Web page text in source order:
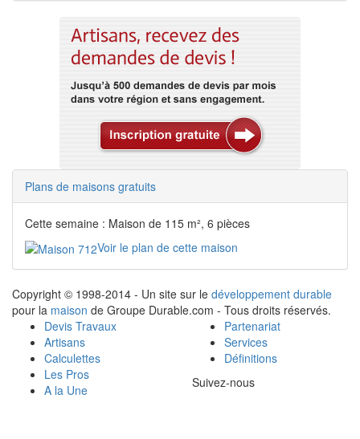
Plans de maisons gratuits
Cette semaine : Maison de 115 m², 6 pièces
Voir le plan de cette maison
Copyright © 1998-2014 - Un site sur le développement durable
pour la maison de Groupe Durable.com - Tous droits réservés.
Devis Travaux
Artisans
Calculettes
Les Pros
A la Une
Partenariat
Services
Définitions
Suivez-nous